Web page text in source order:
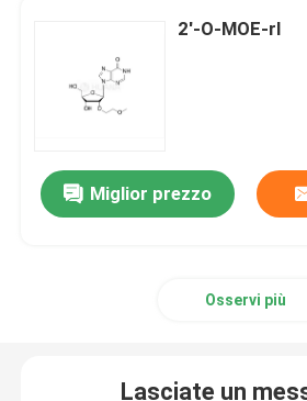
2'-O-MOE-rI
Miglior prezzo
Osservi più
Lasciate un